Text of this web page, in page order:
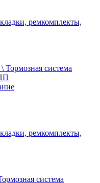
ремкомплекты,
Тормозная система
ремкомплекты,
система